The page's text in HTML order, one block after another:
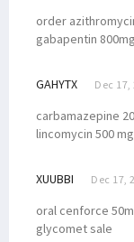
order
gabapentin
GAHYTX Dec 17,
carbamazepine
lincomycin 500
XUUBBI Dec 17,
oral cenforce
glycomet sale